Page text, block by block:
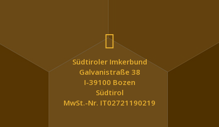
Südtiroler Imkerbund
Galvanistraße 38
I-39100 Bozen
Südtirol
MwSt.-Nr. IT02721190219